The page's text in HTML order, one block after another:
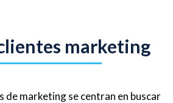
marketing
de marketing se centran en buscar